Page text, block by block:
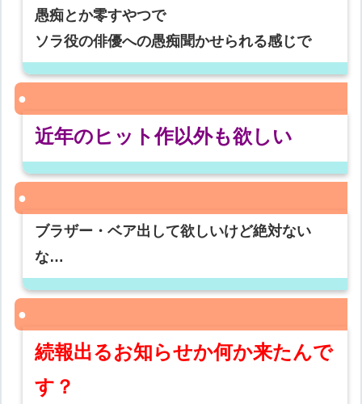
愚痴とか零すやつで
ソラ役の俳優への愚痴聞かせられる感じで
近年のヒット作以外も欲しい
ブラザー・ベア出して欲しいけど絶対ない
な…
続報出るお知らせか何か来たんで
す？